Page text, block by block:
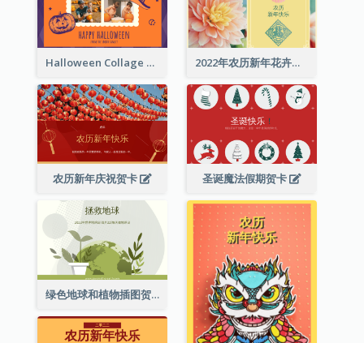
Halloween Collage Greeting Card 2022年农历新年花卉照片贺卡
农历新年庆祝贺卡 圣诞魔法假期贺卡
绿色地球和植物插图贺卡